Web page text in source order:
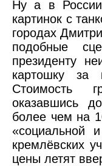
Ну а в
картинок с
городах
подобные
президенту
картошку за
Стоимость
оказавшись
более чем на
«социальной
кремлёвских
цены летят